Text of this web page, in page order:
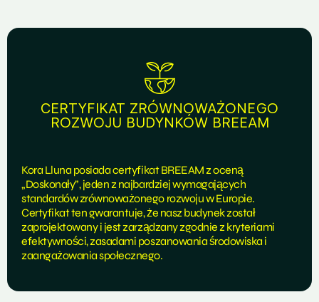
CERTYFIKAT ZRÓWNOWAŻONEGO
ROZWOJU BUDYNKÓW BREEAM
Kora Lluna posiada certyfikat BREEAM z oceną
„Doskonały”, jeden z najbardziej wymagających
standardów zrównoważonego rozwoju w Europie.
Certyfikat ten gwarantuje, że nasz budynek został
zaprojektowany i jest zarządzany zgodnie z kryteriami
efektywności, zasadami poszanowania środowiska i
zaangażowania społecznego.